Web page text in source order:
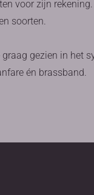
voor zijn rekening.
soorten.
gezien in het
én brassband.